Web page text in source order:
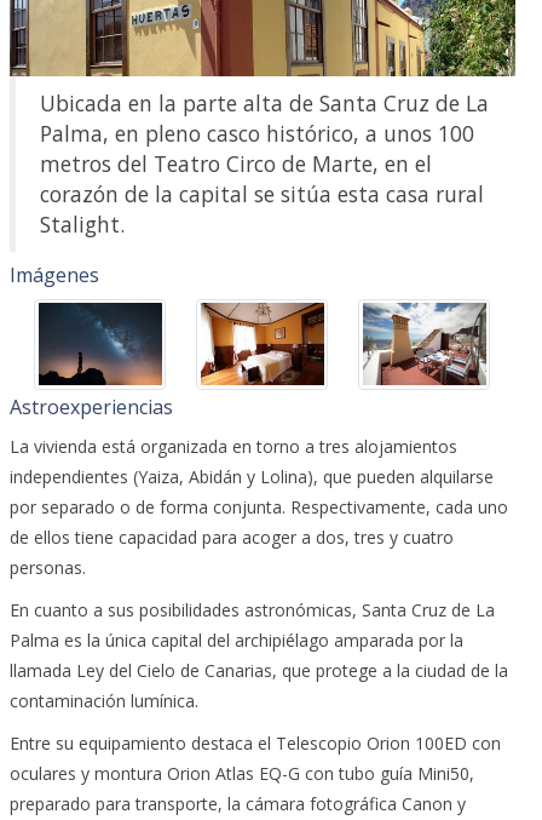
Ubicada en la parte alta de Santa Cruz de La
Palma, en pleno casco histórico, a unos 100
metros del Teatro Circo de Marte, en el
corazón de la capital se sitúa esta casa rural
Stalight.
Imágenes
Astroexperiencias
La vivienda está organizada en torno a tres alojamientos
independientes (Yaiza, Abidán y Lolina), que pueden alquilarse
por separado o de forma conjunta. Respectivamente, cada uno
de ellos tiene capacidad para acoger a dos, tres y cuatro
personas.
En cuanto a sus posibilidades astronómicas, Santa Cruz de La
Palma es la única capital del archipiélago amparada por la
llamada Ley del Cielo de Canarias, que protege a la ciudad de la
contaminación lumínica.
Entre su equipamiento destaca el Telescopio Orion 100ED con
oculares y montura Orion Atlas EQ-G con tubo guía Mini50,
preparado para transporte, la cámara fotográfica Canon y